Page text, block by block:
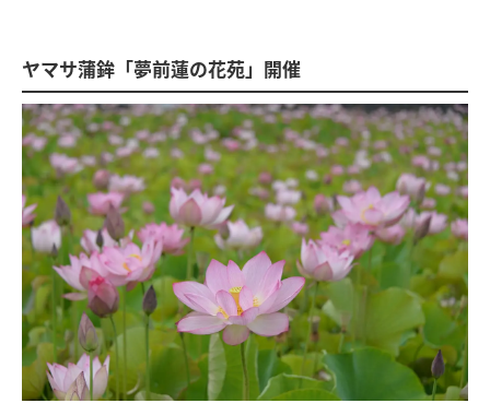
ヤマサ蒲鉾「夢前蓮の花苑」開催